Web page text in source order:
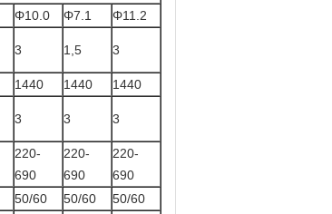
Φ10.0 Φ7.1
Φ11.2
3 1,5 3
1440 1440
1440
3 3 3
220-
690
220-
690
220-
690
50/60 50/60
50/60